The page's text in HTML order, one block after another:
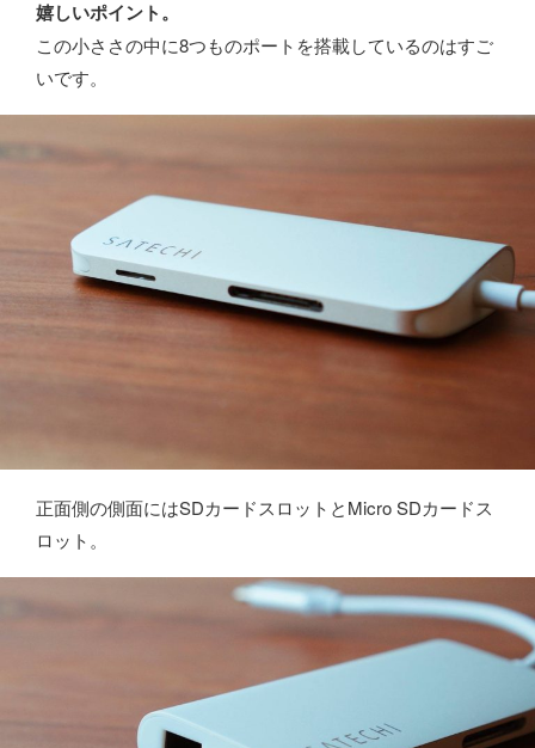
嬉しいポイント。
この小ささの中に8つものポートを搭載しているのはすご
いです。
正面側の側面にはSDカードスロットとMicro SDカードス
ロット。